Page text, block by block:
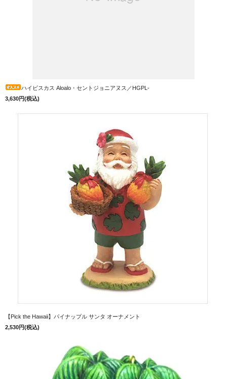
ハイビスカス Aloalo・セントジョニアヌス／HGPL-
3,630円(税込)
【Pick the Hawaii】パイナップル サンタ オーナメント
2,530円(税込)